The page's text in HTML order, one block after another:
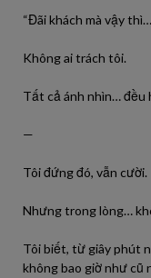
“Đãi khách mà vậy
Không ai trách tôi.
Tất cả ánh nhìn… đều
—
Tôi đứng đó, vẫn cười.
Nhưng trong lòng…
Tôi biết, từ giây phút
không bao giờ như cũ